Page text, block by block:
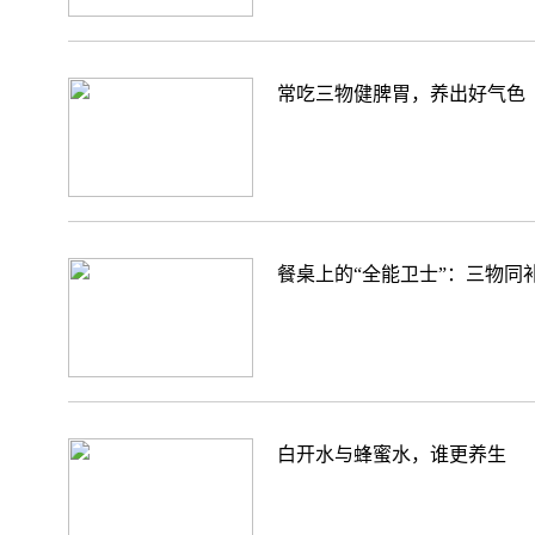
常吃三物健脾胃，养出好气色
餐桌上的“全能卫士”：三物同
白开水与蜂蜜水，谁更养生